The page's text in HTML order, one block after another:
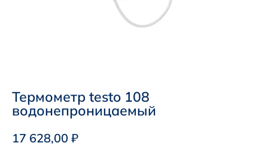
Термометр testo 108
водонепроницаемый
17 628,00 ₽